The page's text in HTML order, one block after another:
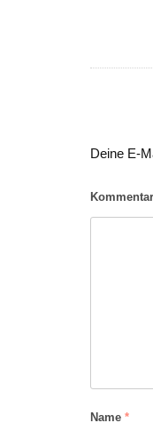
Deine E-
Kommentar
Name *